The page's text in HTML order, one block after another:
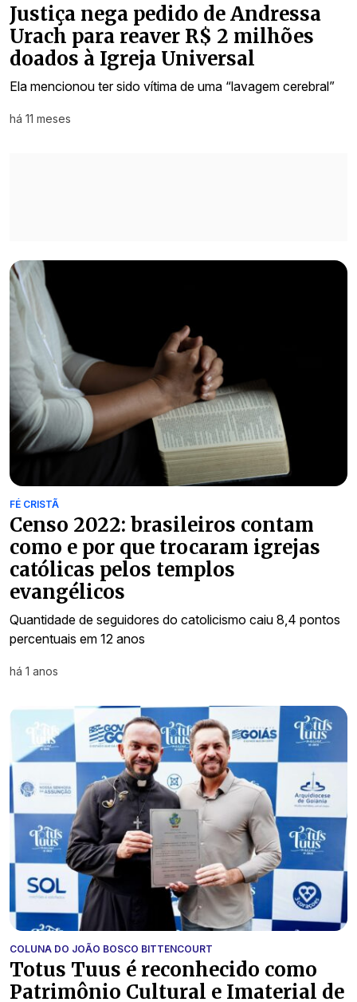
Justiça nega pedido de Andressa
Urach para reaver R$ 2 milhões
doados à Igreja Universal
Ela mencionou ter sido vítima de uma “lavagem cerebral”
há 11 meses
FÉ CRISTÃ
Censo 2022: brasileiros contam
como e por que trocaram igrejas
católicas pelos templos
evangélicos
Quantidade de seguidores do catolicismo caiu 8,4 pontos
percentuais em 12 anos
há 1 anos
COLUNA DO JOÃO BOSCO BITTENCOURT
Totus Tuus é reconhecido como
Patrimônio Cultural e Imaterial de